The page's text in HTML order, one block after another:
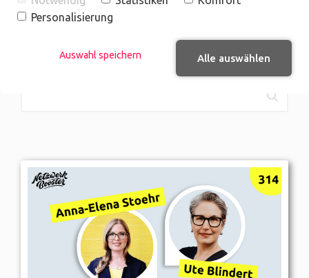
Rande. Viel mehr beschäftige ich mich damit, wie
ich Netzwerken mit Strategie für alle leicht und
locker machen kann.
Personalisierung
Auswahl speichern Alle auswählen